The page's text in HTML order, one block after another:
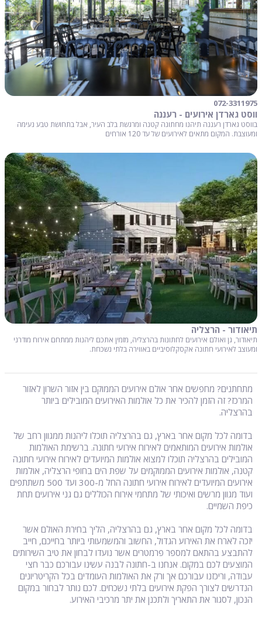
072-3311975
ווסט גארדן אירועים - רעננה
בווסט גארדן רעננה תיהנו מחתונה קטנה ומרגשת בלב העיר, אבל בתחושת טבע נעימה
ומעוצבת. המקום מתאים לאירועים של עד 120 אורחים
תיאודור - הרצליה
תיאודור, גן ואולם אירועים לחתונות בהרצליה, מזמין אתכם ליהנות ממתחם אירוח מודרני
ומעוצב לאירועי חתונה אקסקלוסיביים באווירה בלתי נשכחת.
מתחתנים? מחפשים אחר אולם אירועים הממוקם בין אזור השרון לאזור
המרכז? זה הזמן להכיר את כל אולמות האירועים המובילים ביותר
בהרצליה.
בדומה לכל מקום אחר בארץ, גם בהרצליה תוכלו ליהנות ממגוון רחב של
אולמות אירועים המותאמים לאירוח אירועי חתונה. ברשימת האולמות
המובילים בהרצליה תוכלו למצוא אולמות המיועדים לאירוח אירועי חתונה
קטנה, אולמות אירועים הממוקמים על שפת הים בחופי הרצליה, אולמות
אירועים המיועדים לאירוח אירועי חתונה החל מ-300 ועד 500 משתתפים
ועוד מגוון מרשים ואיכותי של מתחמי אירוח הכוללים גם גני אירועים תחת
כיפת השמיים.
בדומה לכל מקום אחר בארץ, גם בהרצליה, הליך בחירת האולם אשר
יזכה לארח את האירוע הגדול, החשוב והמשמעותי ביותר בחייכם, חייב
להתבצע בהתאם למספר פרמטרים אשר נועדו לבחון את טיב השירותים
המוצעים לכם במקום. אנחנו ב-חתונה לבנה עשינו עבורכם כבר חצי
עבודה, וריכזנו עבורכם אך ורק את האולמות העומדים בכל הקריטריונים
הנדרשים לצורך הפקת אירועים בלתי נשכחים. לכם נותר לבחור במקום
הנכון, לסגור את התאריך ולתכנן את יתר מרכיבי האירוע.